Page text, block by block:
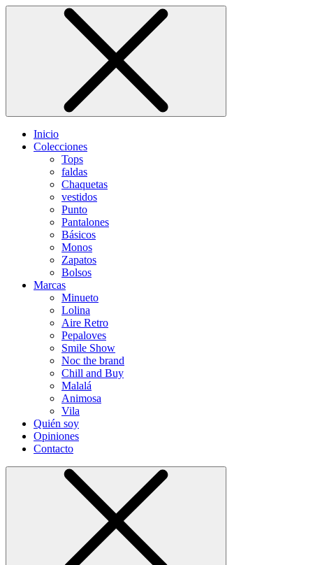
Inicio
Colecciones
Tops
faldas
Chaquetas
vestidos
Punto
Pantalones
Básicos
Monos
Zapatos
Bolsos
Marcas
Minueto
Lolina
Aire Retro
Pepaloves
Smile Show
Noc the brand
Chill and Buy
Malalá
Animosa
Vila
Quién soy
Opiniones
Contacto